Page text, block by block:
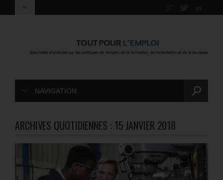
NAVIGATION
ARCHIVES QUOTIDIENNES : 15 JANVIER 2018